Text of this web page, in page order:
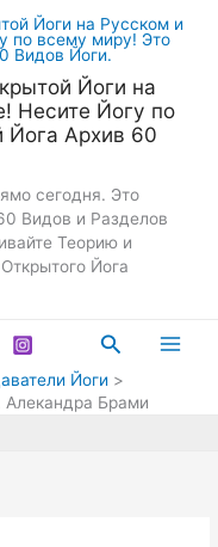
Йоги на
Несите Йогу по
Йога Архив 60
сегодня. Это
Видов и Разделов
Теорию и
Йога
Поиск
Йоги
Брами